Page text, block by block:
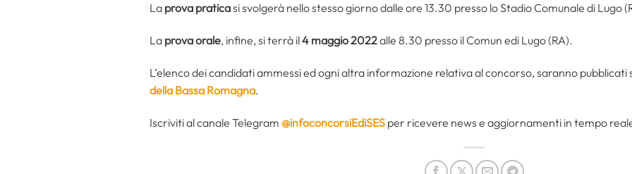
La prova praticasi svolgerà nello stesso giorno dalle ore 13.30 presso lo Stadio Comunale di Lugo
La prova orale, infine, si terrà il4 maggio 2022alle 8.30 presso il Comun edi Lugo (RA).
L’elenco dei candidati ammessi ed ogni altra informazione relativa al concorso, saranno pubblicati
della Bassa Romagna.
Iscriviti al canale Telegram @infoconcorsiEdiSES per ricevere news e aggiornamenti in tempo